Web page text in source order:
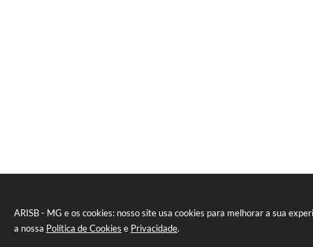
ARISB - MG e os cookies: nosso site usa cookies para melhorar a sua
a nossa Política de Cookies e Privacidade.